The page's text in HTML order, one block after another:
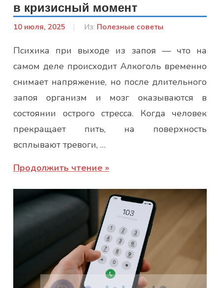
в кризисный момент
10 июля, 2025
От:
Марина
Из: Полезные советы
Психика при выходе из запоя — что на
самом деле происходит Алкоголь временно
снимает напряжение, но после длительного
запоя организм и мозг оказываются в
состоянии острого стресса. Когда человек
прекращает пить, на поверхность
всплывают тревоги, …
Продолжить чтение